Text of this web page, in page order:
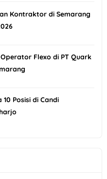
Kontraktor di Semarang
Operator Flexo di PT Quark
Posisi di Candi